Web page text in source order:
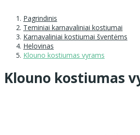
Pagrindinis
Teminiai karnavaliniai kostiumai
Karnavaliniai kostiumai šventėms
Helovinas
Klouno kostiumas vyrams
Klouno kostiumas